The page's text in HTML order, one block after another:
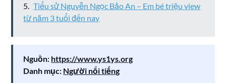
Tiểu sử Nguyễn Ngọc Bảo An – Em bé triệu view
từ năm 3 tuổi đến nay
Nguồn: https://www.ys1ys.org
Danh mục: Người nổi tiếng